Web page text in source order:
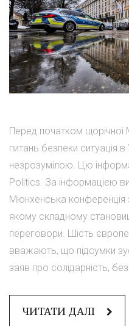
Перед початком щорічної
питань безпеки ситуація
незрозумілою. Цю
Politics. За інформацією
Мюнхенська конференція
якому складному
переговори. Шість
вважають, що підсумки
заяв про солідарність,
ЧИТАТИ ДАЛІ